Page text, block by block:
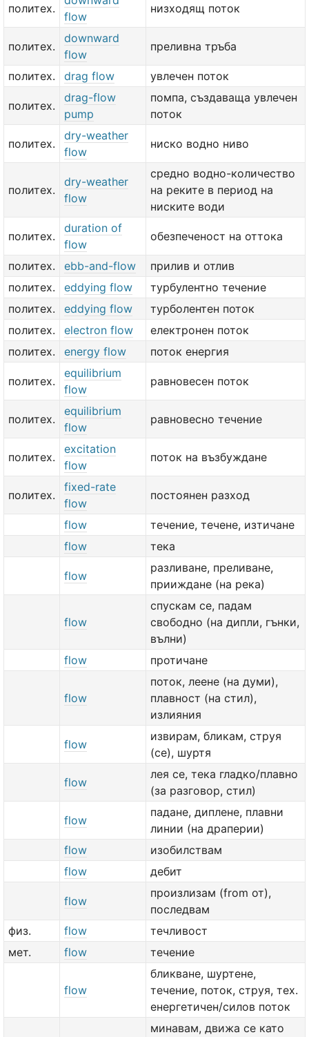
политех.
flow
низходящ поток
политех.
downward
flow
преливна тръба
политех. drag flow увлечен поток
политех.
drag-flow
pump
помпа, създаваща увлечен
поток
политех.
dry-weather
flow
ниско водно ниво
политех.
dry-weather
flow
средно водно-количество
на реките в период на
ниските води
политех.
duration of
flow
обезпеченост на оттока
политех. ebb-and-flow
прилив и отлив
политех.
eddying flow
турбулентно течение
политех.
eddying flow
турболентен поток
политех.
electron flow
електронен поток
политех.
energy flow поток енергия
политех.
equilibrium
flow
равновесен поток
политех.
equilibrium
flow
равновесно течение
политех.
excitation
flow
поток на възбуждане
политех.
fixed-rate
flow
постоянен разход
flow
течение, течене, изтичане
flow
тека
flow
разливане, преливане,
прииждане (на река)
flow
спускам се, падам
свободно (на дипли, гънки,
вълни)
flow
протичане
flow
поток, леене (на думи),
плавност (на стил),
излияния
flow
извирам, бликам, струя
(се), шуртя
flow
лея се, тека гладко/плавно
(за разговор, стил)
flow
падане, диплене, плавни
линии (на драперии)
flow
изобилствам
flow
дебит
flow
произлизам (from от),
последвам
физ.
flow
течливост
мет.
flow течение
flow
бликване, шуртене,
течение, поток, струя, тех.
енергетичен/силов поток
минавам, движа се като